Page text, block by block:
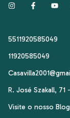
5511920585049
11920585049
R. José Szakall, 71
Visite o nosso